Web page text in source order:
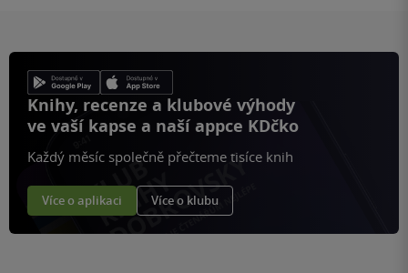
Knihy, recenze a klubové výhody
ve vaší kapse a naší appce KDčko
Každý měsíc společně přečteme tisíce knih
Více o aplikaci Více o klubu